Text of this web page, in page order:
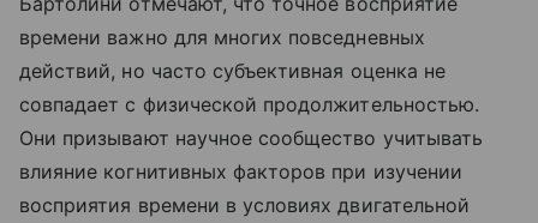
времени важно для многих повседневных
действий, но часто субъективная оценка не
совпадает с физической продолжительностью.
Они призывают научное сообщество учитывать
влияние когнитивных факторов при изучении
восприятия времени в условиях двигательной